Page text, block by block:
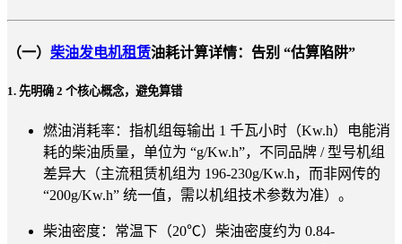
（一） 柴油发电机租赁油耗计算详情：告别 “估算陷阱”
1. 先明确 2 个核心概念，避免算错
燃油消耗率：指机组每输出 1 千瓦小时（Kw.h）电能消
耗的柴油质量，单位为 “g/Kw.h”，不同品牌 / 型号机组
差异大（主流租赁机组为 196-230g/Kw.h，而非网传的
“200g/Kw.h” 统一值，需以机组技术参数为准）。
柴油密度：常温下（20℃）柴油密度约为 0.84-